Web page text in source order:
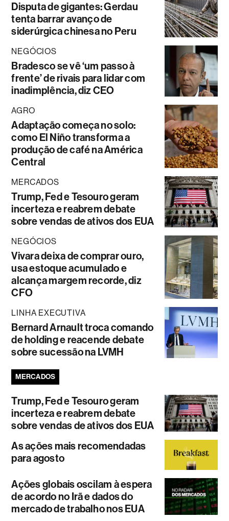
Disputa de gigantes: Gerdau
tenta barrar avanço de
siderúrgica chinesa no Peru
NEGÓCIOS
Bradesco se vê ‘um passo à
frente’ de rivais para lidar com
inadimplência, diz CEO
AGRO
Adaptação começa no solo:
como El Niño transforma a
produção de café na América
Central
MERCADOS
Trump, Fed e Tesouro geram
incerteza e reabrem debate
sobre vendas de ativos dos EUA
NEGÓCIOS
Vivara deixa de comprar ouro,
usa estoque acumulado e
alcança margem recorde, diz
CFO
LINHA EXECUTIVA
Bernard Arnault troca comando
de holding e reacende debate
sobre sucessão na LVMH
MERCADOS
Trump, Fed e Tesouro geram
incerteza e reabrem debate
sobre vendas de ativos dos EUA
As ações mais recomendadas
para agosto
Ações globais oscilam à espera
de acordo no Irã e dados do
mercado de trabalho nos EUA